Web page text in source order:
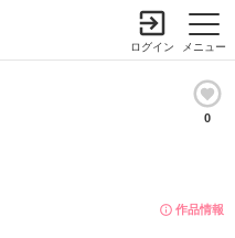
メニュー
ログイン
0
作品情報